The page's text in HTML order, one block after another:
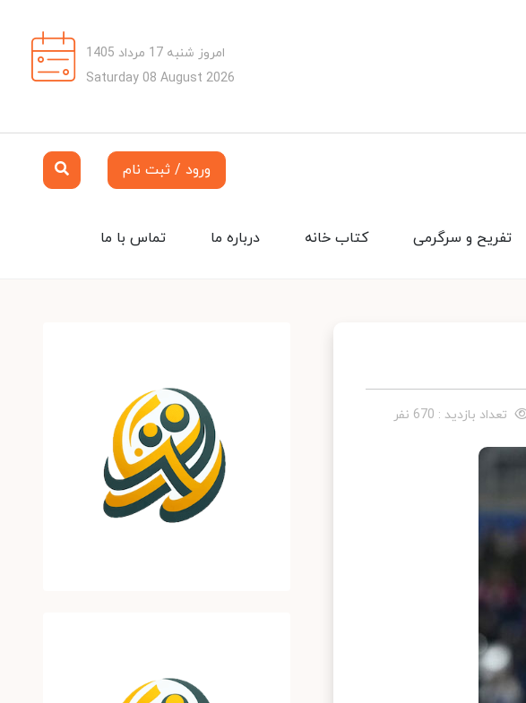
امروز شنبه 17 مرداد 1405
Saturday 08 August 2026
ورود / ثبت نام
تماس با ما درباره ما کتاب خانه تفریح و سرگرمی
تعداد بازدید : 670 نفر